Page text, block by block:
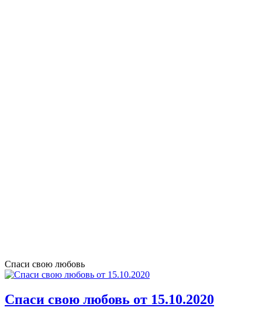
Спаси свою любовь
Спаси свою любовь от 15.10.2020